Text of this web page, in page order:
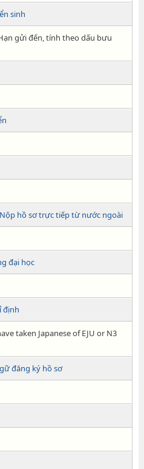
sinh
gửi đến, tính theo dấu bưu
hồ sơ trực tiếp từ nước ngoài
đại học
định
taken Japanese of EJU or N3
đăng ký hồ sơ